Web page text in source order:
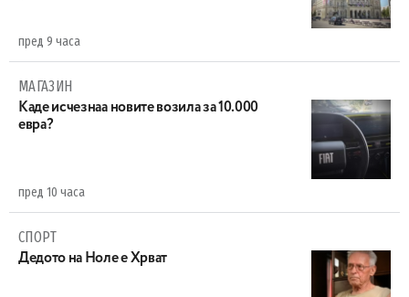
пред 9 часа
МАГАЗИН
Каде исчезнаа новите возила за 10.000
евра?
пред 10 часа
СПОРТ
Дедото на Ноле е Хрват